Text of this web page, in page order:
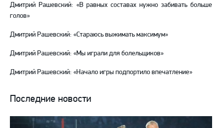
Дмитрий Рашевский: «В равных составах нужно забивать больше
голов»
Дмитрий Рашевский: «Стараюсь выжимать максимум»
Дмитрий Рашевский: «Мы играли для болельщиков»
Дмитрий Рашевский: «Начало игры подпортило впечатление»
Последние новости